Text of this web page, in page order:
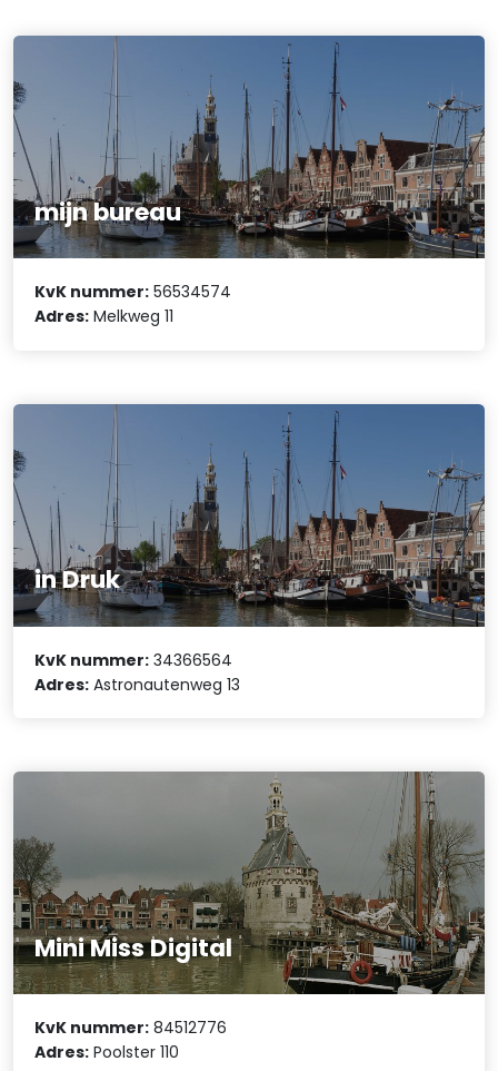
mijn bureau
KvK nummer: 56534574
Adres: Melkweg 11
in Druk
KvK nummer: 34366564
Adres: Astronautenweg 13
Mini Miss Digital
KvK nummer: 84512776
Adres: Poolster 110